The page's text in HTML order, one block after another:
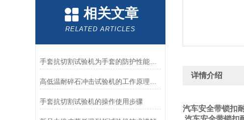
相关文章
RELATED ARTICLES
手套抗切割试验机为手套的防护性能提供了客观数据
手套抗切割试验机的操作使用步骤
详情介绍
汽车安全带锁扣